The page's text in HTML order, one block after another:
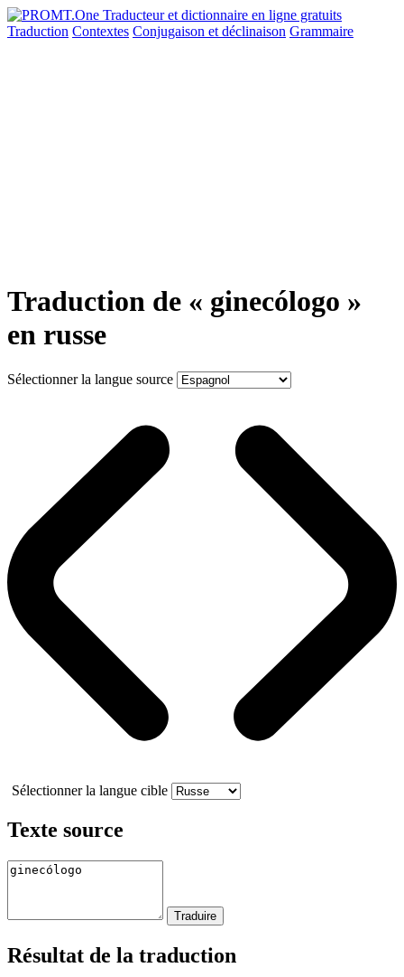
Traduction Contextes Conjugaison et déclinaison Grammaire
Traduction de « ginecólogo »
en russe
Sélectionner la langue source
Sélectionner la langue cible
Texte source
Résultat de la traduction